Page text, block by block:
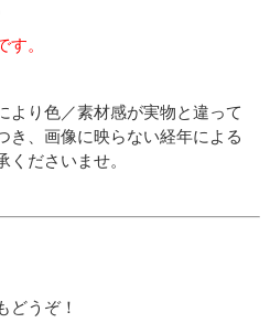
。
より色／素材感が実物と違って
き、画像に映らない経年による
くださいませ。
どうぞ！